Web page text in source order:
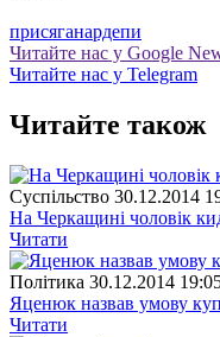
присяганардепи
Читайте нас у Google
Читайте нас у Telegram
Читайте також
Суспiльство 30.12.2014
На Черкащині чоловік
Читати
Полiтика 30.12.2014
Яценюк назвав умову
Читати